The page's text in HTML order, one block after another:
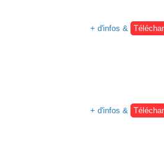
+ d'infos &
+ d'infos &